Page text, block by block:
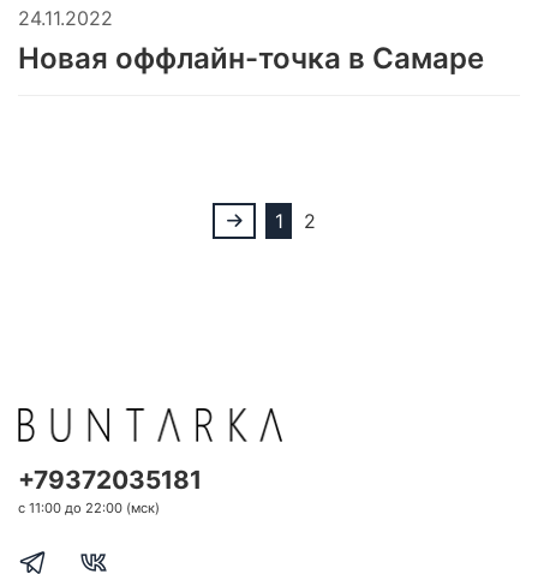
24.11.2022
Новая оффлайн-точка в Самаре
1 2
+79372035181
с 11:00 до 22:00 (мск)